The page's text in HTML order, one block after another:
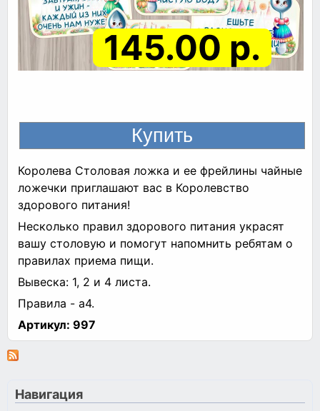
145.00 р.
Королева Столовая ложка и ее фрейлины чайные
ложечки приглашают вас в Королевство
здорового питания!
Несколько правил здорового питания украсят
вашу столовую и помогут напомнить ребятам о
правилах приема пищи.
Вывеска: 1, 2 и 4 листа.
Правила - а4.
Артикул: 997
Навигация